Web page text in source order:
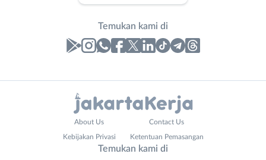
Temukan kami di
About Us Contact Us
Kebijakan Privasi Ketentuan Pemasangan
Temukan kami di